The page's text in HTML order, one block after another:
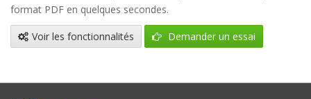
format PDF en quelques secondes.
Voir les fonctionnalités Demander un essai